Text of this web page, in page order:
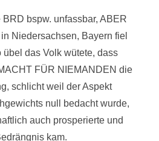
BRD bspw. unfassbar, ABER
Niedersachsen, Bayern fiel
übel das Volk wütete, dass
FÜR NIEMANDEN die
schlicht weil der Aspekt
null bedacht wurde,
auch prosperierte und
kam.